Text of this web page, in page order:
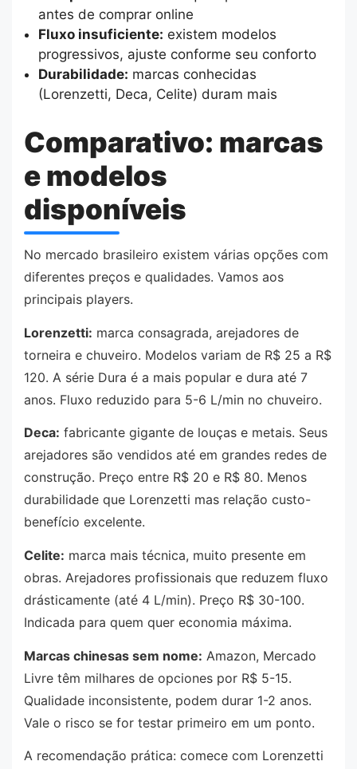
antes de comprar online
Fluxo insuficiente: existem modelos
progressivos, ajuste conforme seu conforto
Durabilidade: marcas conhecidas
(Lorenzetti, Deca, Celite) duram mais
Comparativo: marcas
e modelos
disponíveis
No mercado brasileiro existem várias opções com
diferentes preços e qualidades. Vamos aos
principais players.
Lorenzetti: marca consagrada, arejadores de
torneira e chuveiro. Modelos variam de R$ 25 a R$
120. A série Dura é a mais popular e dura até 7
anos. Fluxo reduzido para 5-6 L/min no chuveiro.
Deca: fabricante gigante de louças e metais. Seus
arejadores são vendidos até em grandes redes de
construção. Preço entre R$ 20 e R$ 80. Menos
durabilidade que Lorenzetti mas relação custo-
benefício excelente.
Celite: marca mais técnica, muito presente em
obras. Arejadores profissionais que reduzem fluxo
drásticamente (até 4 L/min). Preço R$ 30-100.
Indicada para quem quer economia máxima.
Marcas chinesas sem nome: Amazon, Mercado
Livre têm milhares de opciones por R$ 5-15.
Qualidade inconsistente, podem durar 1-2 anos.
Vale o risco se for testar primeiro em um ponto.
A recomendação prática: comece com Lorenzetti